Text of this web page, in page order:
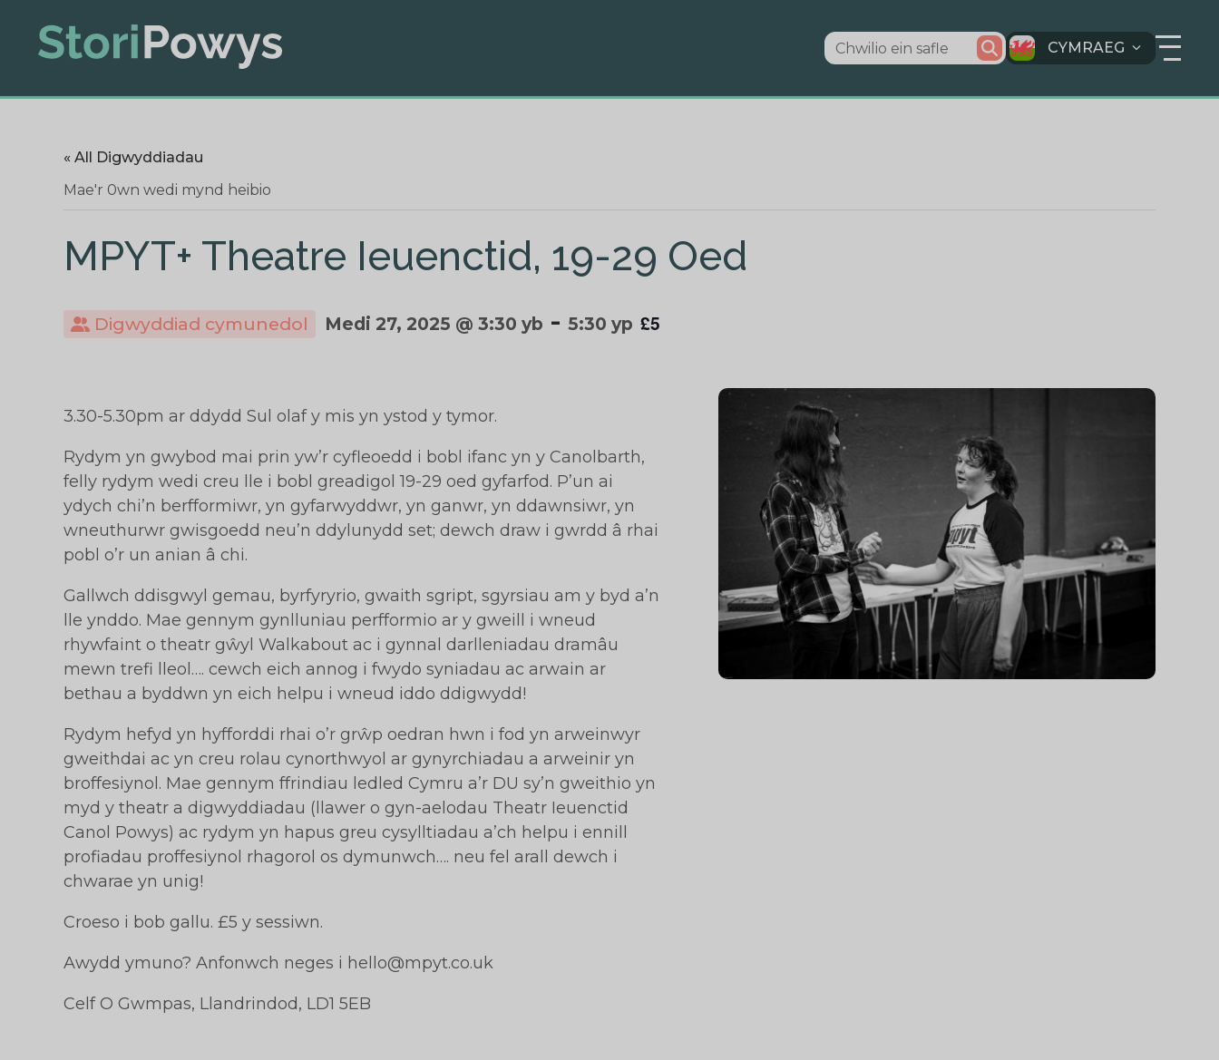
CYMRAEG
« All Digwyddiadau
Mae'r 0wn wedi mynd heibio
MPYT+ Theatre Ieuenctid, 19-29 Oed
Digwyddiad cymunedol Medi 27, 2025 @ 3:30 yb -5:30 yp £5
3.30-5.30pm ar ddydd Sul olaf y mis yn ystod y tymor.
Rydym yn gwybod mai prin yw’r cyfleoedd i bobl ifanc yn y Canolbarth,
felly rydym wedi creu lle i bobl greadigol 19-29 oed gyfarfod. P’un ai
ydych chi’n berfformiwr, yn gyfarwyddwr, yn ganwr, yn ddawnsiwr, yn
wneuthurwr gwisgoedd neu’n ddylunydd set; dewch draw i gwrdd â rhai
pobl o’r un anian â chi.
Gallwch ddisgwyl gemau, byrfyryrio, gwaith sgript, sgyrsiau am y byd a’n
lle ynddo. Mae gennym gynlluniau perfformio ar y gweill i wneud
rhywfaint o theatr gŵyl Walkabout ac i gynnal darlleniadau dramâu
mewn trefi lleol…. cewch eich annog i fwydo syniadau ac arwain ar
bethau a byddwn yn eich helpu i wneud iddo ddigwydd!
Rydym hefyd yn hyfforddi rhai o’r grŵp oedran hwn i fod yn arweinwyr
gweithdai ac yn creu rolau cynorthwyol ar gynyrchiadau a arweinir yn
broffesiynol. Mae gennym ffrindiau ledled Cymru a’r DU sy’n gweithio yn
myd y theatr a digwyddiadau (llawer o gyn-aelodau Theatr Ieuenctid
Canol Powys) ac rydym yn hapus greu cysylltiadau a’ch helpu i ennill
profiadau proffesiynol rhagorol os dymunwch…. neu fel arall dewch i
chwarae yn unig!
Croeso i bob gallu. £5 y sessiwn.
Awydd ymuno? Anfonwch neges i hello@mpyt.co.uk
Celf O Gwmpas, Llandrindod, LD1 5EB